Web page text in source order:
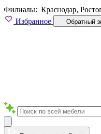
Филиалы: Краснодар,
Избранное
Обратный